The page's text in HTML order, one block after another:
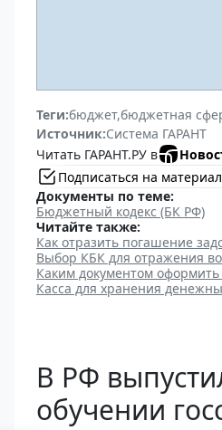
Теги:бюджет,бюджетная
Источник:Система ГАРАНТ
Читать ГАРАНТ.РУ в
Подписаться на
Документы по теме:
Бюджетный кодекс (БК РФ)
Читайте также:
Как отразить погашение
Выбор КБК для отражения
Каким документом
Касса для хранения
В РФ
обучении